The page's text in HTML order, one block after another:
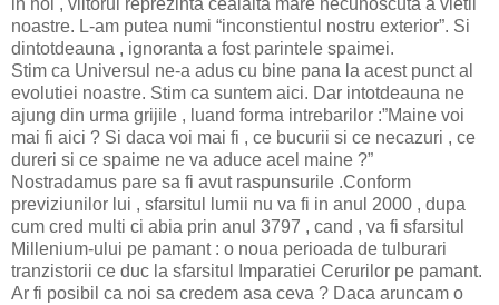
in noi , viitorul reprezinta cealalta mare necunoscuta a vietii
noastre. L-am putea numi “inconstientul nostru exterior”. Si
dintotdeauna , ignoranta a fost parintele spaimei.
Stim ca Universul ne-a adus cu bine pana la acest punct al
evolutiei noastre. Stim ca suntem aici. Dar intotdeauna ne
ajung din urma grijile , luand forma intrebarilor :”Maine voi
mai fi aici ? Si daca voi mai fi , ce bucurii si ce necazuri , ce
dureri si ce spaime ne va aduce acel maine ?”
Nostradamus pare sa fi avut raspunsurile .Conform
previziunilor lui , sfarsitul lumii nu va fi in anul 2000 , dupa
cum cred multi ci abia prin anul 3797 , cand , va fi sfarsitul
Millenium-ului pe pamant : o noua perioada de tulburari
tranzistorii ce duc la sfarsitul Imparatiei Cerurilor pe pamant.
Ar fi posibil ca noi sa credem asa ceva ? Daca aruncam o